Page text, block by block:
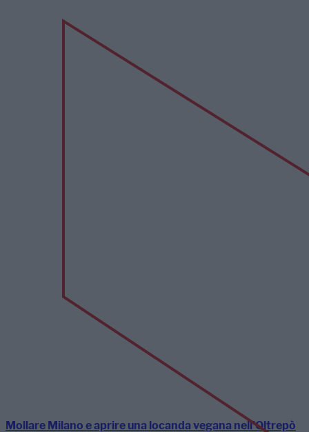
Mollare Milano e aprire una locanda vegana nell’Oltrepò